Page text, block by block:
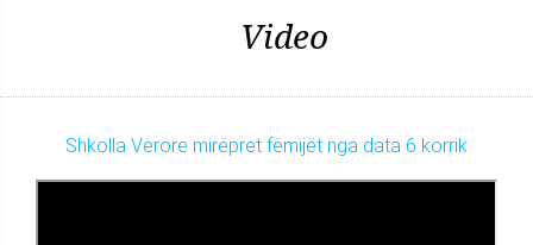
Video
Shkolla Verore mirëpret fëmijët nga data 6 korrik